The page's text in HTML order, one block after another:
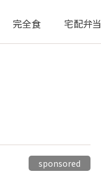
完全食 宅配弁当
sponsored